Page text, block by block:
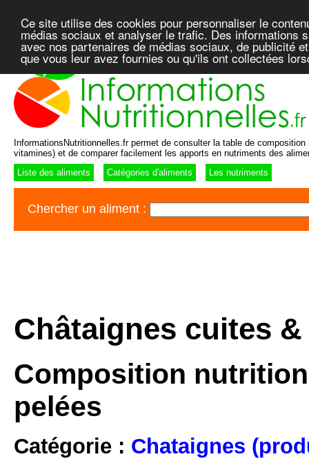
Ce site utilise des cookies pour personnaliser le
médias sociaux et analyser le trafic. Des informations
avec nos partenaires de médias sociaux, de publicité
que vous leur avez fournies ou qu'ils ont collectées
InformationsNutritionnelles.fr permet de consulter la table de
vitamines) et de comparer facilement les apports en nutriments des
Liste des aliments
Catégories d'aliments Les nutriments
Chercher un aliment :
Châtaignes cuites &
Composition
pelées
Catégorie : Chataignes